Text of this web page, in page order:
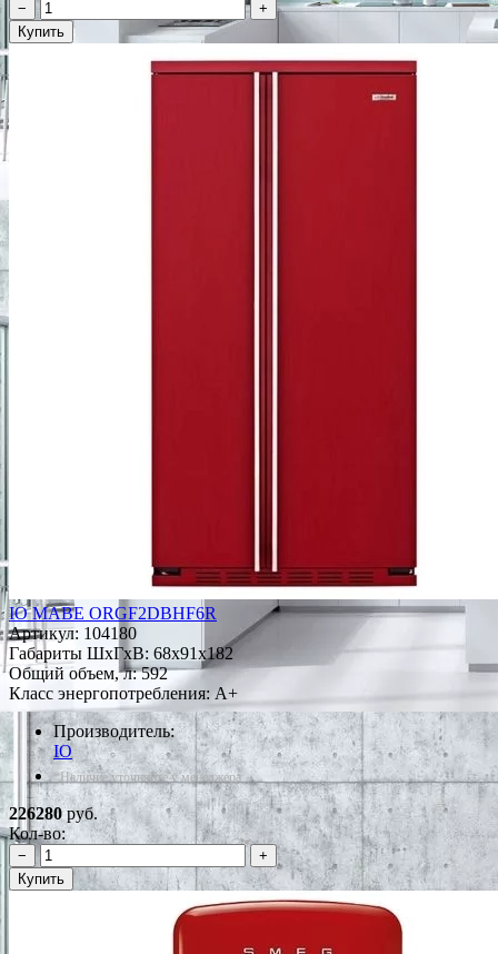
−
+
Купить
IO MABE ORGF2DBHF6R
Артикул: 104180
Габариты ШxГxВ: 68x91x182
Общий объем, л: 592
Класс энергопотребления: A+
Производитель:
IO
*Наличие уточняйте у менеджера
226280руб.
Кол-во:
−
+
Купить